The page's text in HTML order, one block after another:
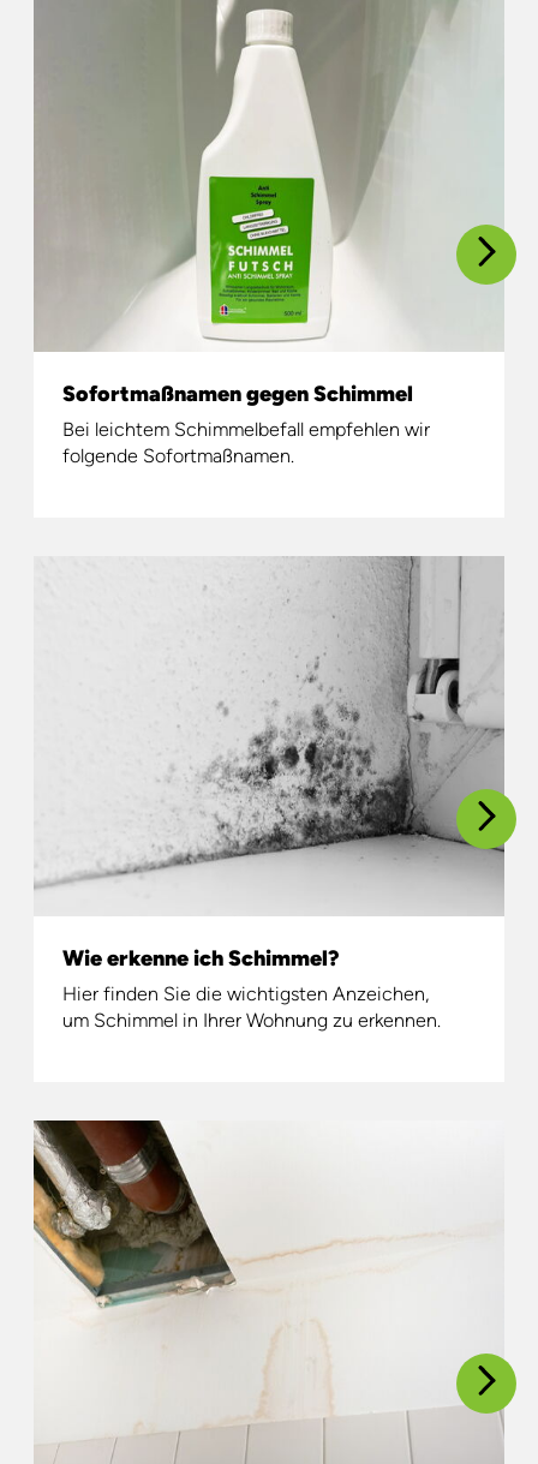
Sofortmaßnamen gegen Schimmel
Bei leichtem Schimmelbefall empfehlen wir
folgende Sofortmaßnamen.
Wie erkenne ich Schimmel?
Hier finden Sie die wichtigsten Anzeichen,
um Schimmel in Ihrer Wohnung zu erkennen.